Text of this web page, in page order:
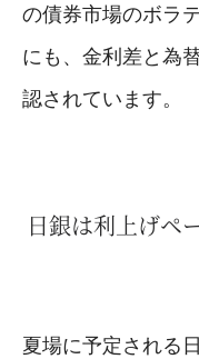
の債券市場のボラ
にも、金利差と為
認されています。
日銀は利上げペ
夏場に予定される